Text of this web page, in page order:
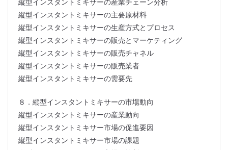
縦型インスタントミキサーの主要原材料
縦型インスタントミキサーの生産方式とプロセス
縦型インスタントミキサーの販売とマーケティング
縦型インスタントミキサーの販売チャネル
縦型インスタントミキサーの販売業者
縦型インスタントミキサーの需要先
８．縦型インスタントミキサーの市場動向
縦型インスタントミキサーの産業動向
縦型インスタントミキサー市場の促進要因
縦型インスタントミキサー市場の課題